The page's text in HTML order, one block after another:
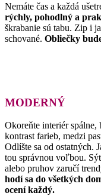
Nemáte čas a každá
rýchly, pohodlný a
škrabanie sú tabu. Zip i
schované. Obliečky
MODERNÝ
Okoreňte interiér
kontrast farieb, medzi
Odlíšte sa od ostatných.
tou správnou voľbou.
alebo pruhov zaručí
hodí sa do všetkých
ocení každý.